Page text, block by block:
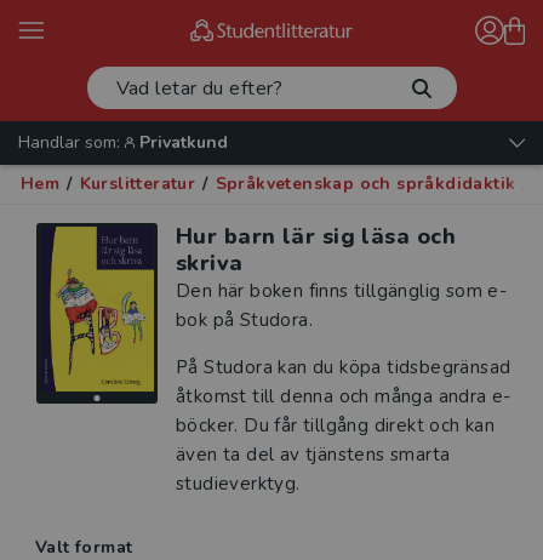
Handlar som:
Privatkund
Hem / Kurslitteratur / Språkvetenskap och språkdidaktik
Hur barn lär sig läsa och
skriva
Den här boken finns tillgänglig som e-
bok på Studora.
På Studora kan du köpa tidsbegränsad
åtkomst till denna och många andra e-
böcker. Du får tillgång direkt och kan
även ta del av tjänstens smarta
studieverktyg.
Valt format